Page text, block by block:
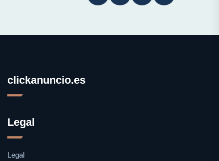
clickanuncio.es
Legal
Legal